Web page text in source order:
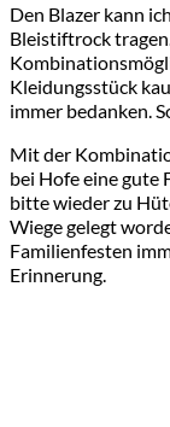
Den Blazer kann
Bleistiftrock
Kleidungsstück
immer bedanken.
Mit der
bei Hofe eine gute
bitte wieder zu
Wiege gelegt
Familienfesten
Erinnerung.